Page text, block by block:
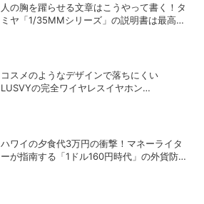
人の胸を躍らせる文章はこうやって書く！タ
ミヤ「1/35MMシリーズ」の説明書は最高の
コスメのようなデザインで落ちにくい
LUSVYの完全ワイヤレスイヤホン
ハワイの夕食代3万円の衝撃！マネーライタ
ーが指南する「1ドル160円時代」の外貨防